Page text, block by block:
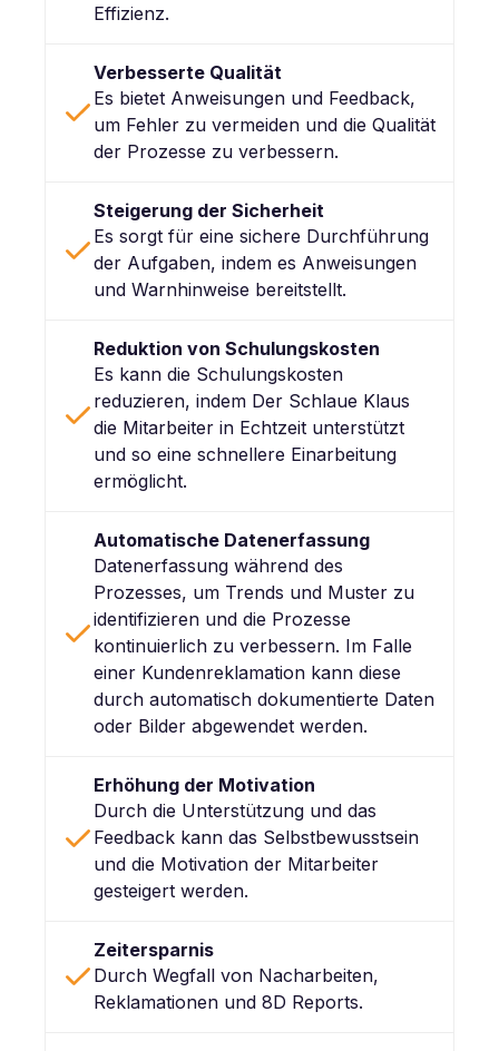
Effizienz.
Verbesserte Qualität
Es bietet Anweisungen und Feedback,
um Fehler zu vermeiden und die Qualität
der Prozesse zu verbessern.
Steigerung der Sicherheit
Es sorgt für eine sichere Durchführung
der Aufgaben, indem es Anweisungen
und Warnhinweise bereitstellt.
Reduktion von Schulungskosten
Es kann die Schulungskosten
reduzieren, indem Der Schlaue Klaus
die Mitarbeiter in Echtzeit unterstützt
und so eine schnellere Einarbeitung
ermöglicht.
Automatische Datenerfassung
Datenerfassung während des
Prozesses, um Trends und Muster zu
identifizieren und die Prozesse
kontinuierlich zu verbessern. Im Falle
einer Kundenreklamation kann diese
durch automatisch dokumentierte Daten
oder Bilder abgewendet werden.
Erhöhung der Motivation
Durch die Unterstützung und das
Feedback kann das Selbstbewusstsein
und die Motivation der Mitarbeiter
gesteigert werden.
Zeitersparnis
Durch Wegfall von Nacharbeiten,
Reklamationen und 8D Reports.